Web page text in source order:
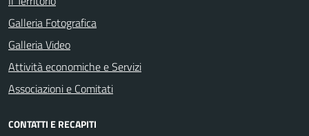
Galleria Fotografica
Galleria Video
Attività economiche e Servizi
Associazioni e Comitati
CONTATTI E RECAPITI